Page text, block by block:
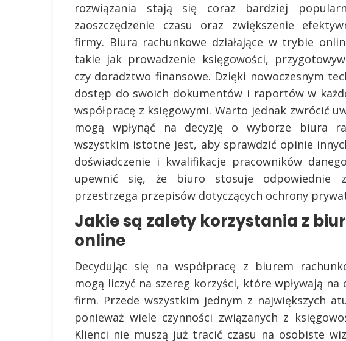
rozwiązania stają się coraz bardziej
zaoszczędzenie czasu oraz zwiększenie
firmy. Biura rachunkowe działające w trybie
takie jak prowadzenie księgowości,
czy doradztwo finansowe. Dzięki nowoczesnym
dostęp do swoich dokumentów i raportów w
współpracę z księgowymi. Warto jednak zwrócić
mogą wpłynąć na decyzję o wyborze biura
wszystkim istotne jest, aby sprawdzić opinie
doświadczenie i kwalifikacje pracowników
upewnić się, że biuro stosuje odpowiednie
przestrzega przepisów dotyczących ochrony
Jakie są zalety korzystania z
online
Decydując się na współpracę z biurem
mogą liczyć na szereg korzyści, które wpływają
firm. Przede wszystkim jednym z największych
ponieważ wiele czynności związanych z
Klienci nie muszą już tracić czasu na osobiste